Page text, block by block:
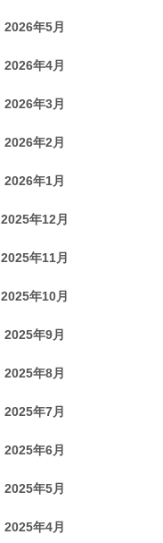
2026年5月
2026年4月
2026年3月
2026年2月
2026年1月
2025年12月
2025年11月
2025年10月
2025年9月
2025年8月
2025年7月
2025年6月
2025年5月
2025年4月